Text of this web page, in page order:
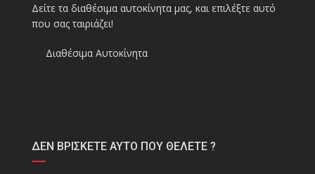
Δείτε τα διαθέσιμα αυτοκίνητα μας, και επιλέξτε αυτό
που σας ταιριάζει!
Διαθέσιμα Αυτοκίνητα
ΔΕΝ ΒΡΙΣΚΕΤΕ ΑΥΤΟ ΠΟΥ ΘΕΛΕΤΕ ?